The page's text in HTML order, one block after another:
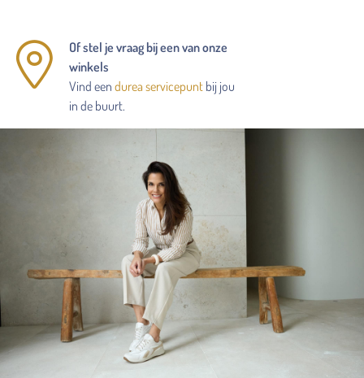
Of stel je vraag bij een van onze
winkels
Vind een durea servicepunt bij jou
in de buurt.